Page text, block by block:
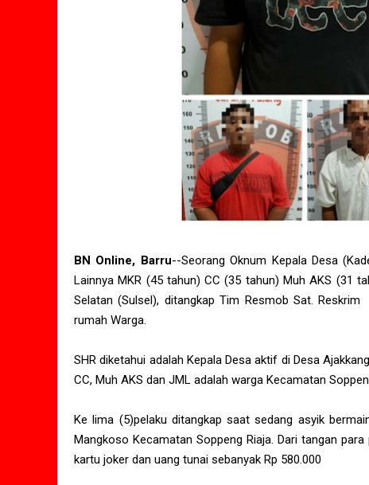
BN Online, Barru--Seorang Oknum Kepala Desa
Lainnya MKR (45 tahun) CC (35 tahun) Muh AKS (31
Selatan (Sulsel), ditangkap Tim Resmob Sat.
rumah Warga.
SHR diketahui adalah Kepala Desa aktif di Desa
CC, Muh AKS dan JML adalah warga Kecamatan
Ke lima (5)pelaku ditangkap saat sedang asyik
Mangkoso Kecamatan Soppeng Riaja. Dari tangan
kartu joker dan uang tunai sebanyak Rp 580.000